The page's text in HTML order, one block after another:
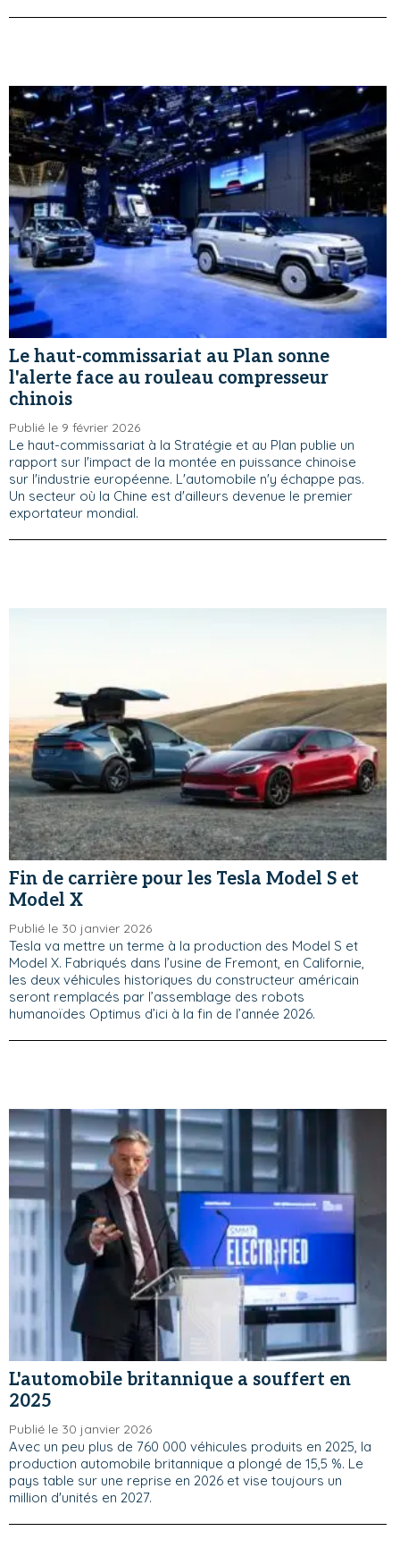
Le haut-commissariat au Plan sonne
l'alerte face au rouleau compresseur
chinois
Publié le 9 février 2026
Le haut-commissariat à la Stratégie et au Plan publie un
rapport sur l'impact de la montée en puissance chinoise
sur l'industrie européenne. L'automobile n'y échappe pas.
Un secteur où la Chine est d'ailleurs devenue le premier
exportateur mondial.
Fin de carrière pour les Tesla Model S et
Model X
Publié le 30 janvier 2026
Tesla va mettre un terme à la production des Model S et
Model X. Fabriqués dans l’usine de Fremont, en Californie,
les deux véhicules historiques du constructeur américain
seront remplacés par l’assemblage des robots
humanoïdes Optimus d’ici à la fin de l’année 2026.
L'automobile britannique a souffert en
2025
Publié le 30 janvier 2026
Avec un peu plus de 760 000 véhicules produits en 2025, la
production automobile britannique a plongé de 15,5 %. Le
pays table sur une reprise en 2026 et vise toujours un
million d'unités en 2027.